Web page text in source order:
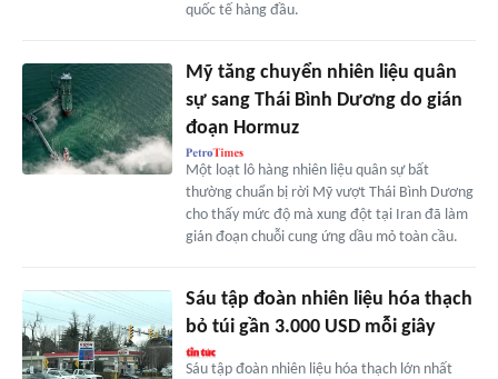
quốc tế hàng đầu.
Mỹ tăng chuyển nhiên liệu quân
sự sang Thái Bình Dương do gián
đoạn Hormuz
Một loạt lô hàng nhiên liệu quân sự bất
thường chuẩn bị rời Mỹ vượt Thái Bình Dương
cho thấy mức độ mà xung đột tại Iran đã làm
gián đoạn chuỗi cung ứng dầu mỏ toàn cầu.
Sáu tập đoàn nhiên liệu hóa thạch
bỏ túi gần 3.000 USD mỗi giây
Sáu tập đoàn nhiên liệu hóa thạch lớn nhất